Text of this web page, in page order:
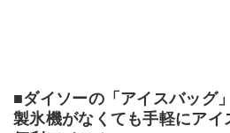
■ダイソーの「アイスバッグ
製氷機がなくても手軽にアイ